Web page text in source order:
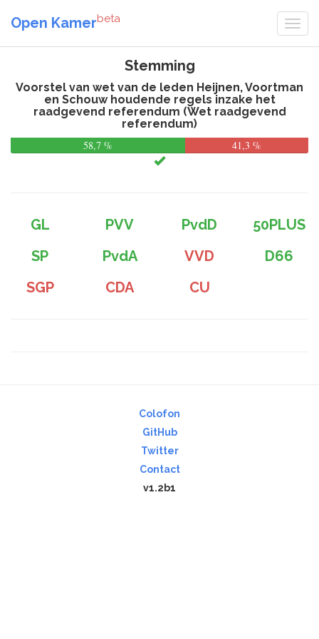
Open Kamerbeta
Stemming
Voorstel van wet van de leden Heijnen, Voortman
en Schouw houdende regels inzake het
raadgevend referendum (Wet raadgevend
referendum)
58,7 %
41,3 %
GL PVV PvdD
50PLUS
SP
PvdA VVD
D66
SGP
CDA CU
Colofon
GitHub
Twitter
Contact
v1.2b1